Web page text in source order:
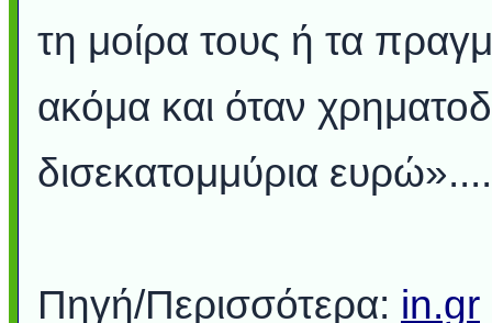
τη μοίρα τους ή τα
ακόμα και όταν
δισεκατομμύρια ευρώ»....
Πηγή/Περισσότερα: in.gr